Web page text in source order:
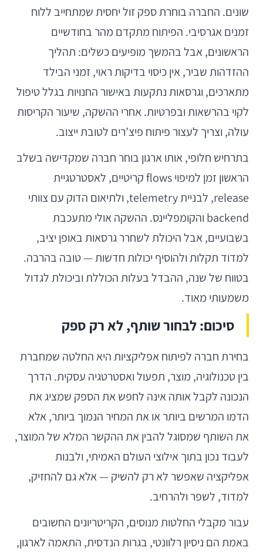
שונים. החברה בוחרת ספק זול יחסית שמתחייב ללוח
זמנים אגרסיבי. הפיתוח מתקדם מהר בחודשיים
הראשונים, אבל בהמשך מופיעים כשלים: תהליך
ההזדהות שביר, אין כיסוי בדיקות ראוי, זמני הבילד
מתארכים, וגרסאות נתקעות באישור החנויות בגלל טיפול
לקוי בהרשאות ובפרטיות. אחרי ההשקה, שיעור הקריסות
עולה, וצריך לעצור פיתוח פיצ’רים לטובת ייצוב.
בתרחיש חלופי, אותו ארגון בוחר חברה שמקדישה בשלב
הראשון זמן למיפוי flows קריטיים, לאסטרטגיית
release, לבניית telemetry, ולתיאום הדוק עם צוותי
backend והקומפליינס. ההשקה אולי מתעכבת
בשבועיים, אבל היכולת לשחרר גרסאות באופן יציב,
למדוד תקלות ולהוסיף יכולות חדשות — טובה בהרבה.
בטווח של שנה, ההבדל בעלות הכוללת וביכולת לגדול
משמעותי מאוד.
סיכום: לבחור שותף, לא רק ספק
בחירת חברה לפיתוח אפליקציות היא החלטה שמחברת
בין טכנולוגיה, מוצר, תפעול ואסטרטגיה עסקית. הדרך
הנכונה לקבל אותה אינה לחפש את הספק שמציג את
הדמו המרשים ביותר או את המחיר הנמוך ביותר, אלא
את השותף שמסוגל להבין את ההקשר המלא של המוצר,
לעבוד נכון בתוך אילוצי העולם האמיתי, ולבנות
אפליקציה שאפשר לא רק להשיק — אלא גם להחזיק,
למדוד, לשפר ולהרחיב.
עבור מקבלי החלטות מנוסים, הקריטריונים החשובים
באמת הם ניסיון רלוונטי, בגרות הנדסית, התאמה לארגון,